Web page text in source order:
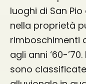
luoghi di San
nella proprietà
rimboschimenti
agli anni ‘60-
sono